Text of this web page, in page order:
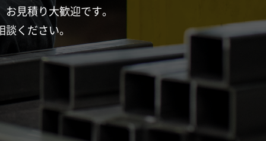
お見積り大歓迎です。
ください。